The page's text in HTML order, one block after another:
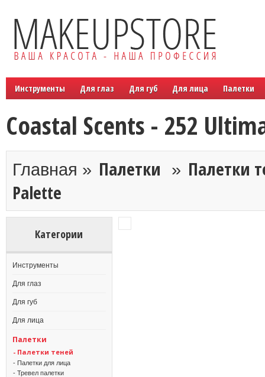
Инструменты Для глаз Для губ Для лица Палетки
Coastal Scents - 252
Главная » Палетки » Палетки
Palette
Категории
Инструменты
Для глаз
Для губ
Для лица
Палетки
- Палетки теней
- Палетки для лица
- Тревел палетки